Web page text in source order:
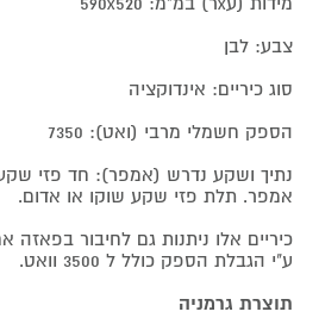
צבע: לבן
סוג כיריים: אינדוקציה
הספק חשמלי מרבי (ואט): 7350
אמפר. תלת פזי שקע שוקו או אדום.
כיריים אלו ניתנות גם לחיבור
ע"י הגבלת הספק כולל ל 3500 וואט.
תוצרת גרמניה